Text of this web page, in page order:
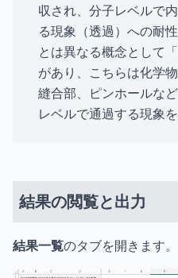
収され、分子レベルで
る現象（透過）への耐
とは異なる概念として
があり、こちらは化学
縫合部、ピンホールな
レベルで通過する現象を
結果の閲覧と出力
結果一覧のタブを開きます。